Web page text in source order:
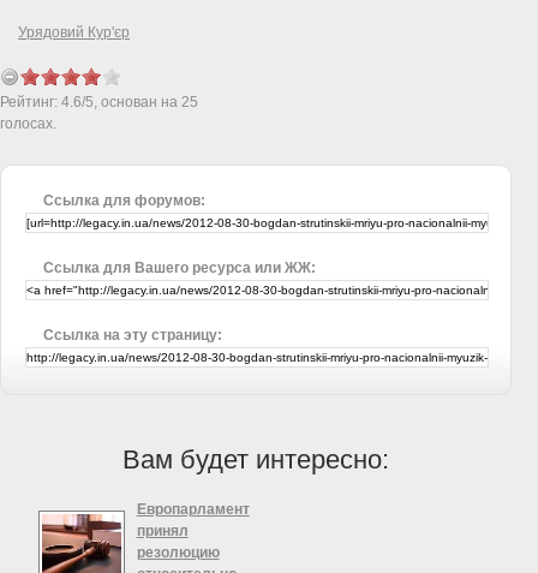
Урядовий Кур'єр
Рейтинг: 4.6/5, основан на 25
голосах.
Ссылка для форумов:
Ссылка для Вашего ресурса или ЖЖ:
Ссылка на эту страницу:
Вам будет интересно:
Европарламент
принял
резолюцию